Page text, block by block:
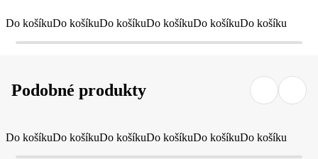
Do košíkuDo košíkuDo košíkuDo košíkuDo košíkuDo košíku
Podobné produkty
Do košíkuDo košíkuDo košíkuDo košíkuDo košíkuDo košíku